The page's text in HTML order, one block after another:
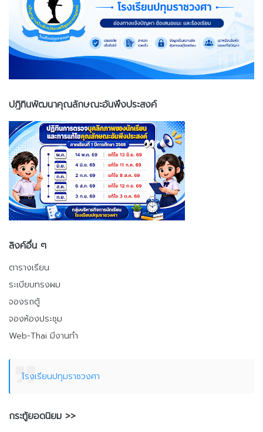
ปฎิทินพัฒนาคุณลักษณะอันพึงประสงค์
ลิงค์อื่น ๆ
ตารางเรียน
ระเบียบทรงผม
จองรถตู้
จองห้องประชุม
Web-Thai มีงานทำ
โรงเรียนปทุมราชวงศา
กระทู้ยอดนิยม >>